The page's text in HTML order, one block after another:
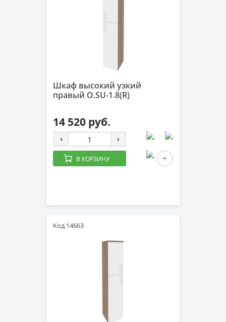
Шкаф высокий узкий
правый O.SU-1.8(R)
14 520 руб.
В КОРЗИНУ
Код 14663